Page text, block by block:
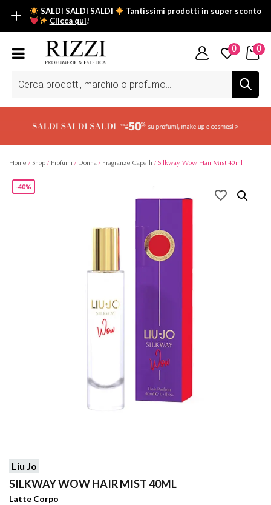
SALDI SALDI SALDI
Tantissimi prodotti in super sconto
Clicca qui!
SALDI SALDI SALDI
Fino al -50% su tantissimi prodotti beauty nella sezione saldi: il
Scopri tutti i prodotti in super saldo!Clicca qui
prodotti
0 0
Home / Shop / Profumi / Donna / Fragranze Capelli / Silkway Wow Hair Mist 40ml
-40%
Liu Jo
SILKWAY WOW HAIR MIST 40ML
Latte Corpo